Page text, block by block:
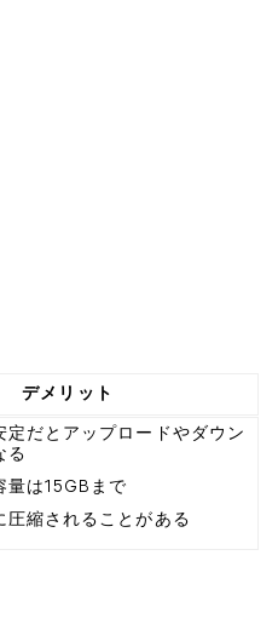
デメリット
定だとアップロードやダウン
る
量は15GBまで
圧縮されることがある